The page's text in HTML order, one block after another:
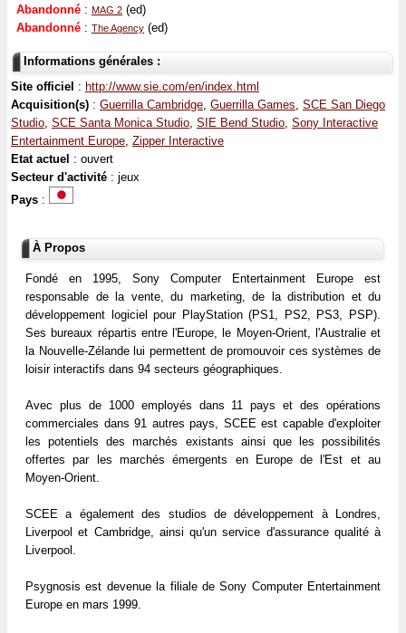
Abandonné : MAG 2 (ed)
Abandonné : The Agency (ed)
Informations générales :
Site officiel : http://www.sie.com/en/index.html
Acquisition(s) : Guerrilla Cambridge Guerrilla Games SCE San Diego
Studio SCE Santa Monica Studio SIE Bend Studio Sony Interactive
Entertainment Europe Zipper Interactive
Etat actuel : ouvert
Secteur d'activité : jeux
Pays :
À Propos
Fondé en 1995, Sony Computer Entertainment Europe est
responsable de la vente, du marketing, de la distribution et du
développement logiciel pour PlayStation (PS1, PS2, PS3, PSP).
Ses bureaux répartis entre l'Europe, le Moyen-Orient, l'Australie et
la Nouvelle-Zélande lui permettent de promouvoir ces systèmes de
loisir interactifs dans 94 secteurs géographiques.
Avec plus de 1000 employés dans 11 pays et des opérations
commerciales dans 91 autres pays, SCEE est capable d'exploiter
les potentiels des marchés existants ainsi que les possibilités
offertes par les marchés émergents en Europe de l'Est et au
Moyen-Orient.
SCEE a également des studios de développement à Londres,
Liverpool et Cambridge, ainsi qu'un service d'assurance qualité à
Liverpool.
Psygnosis est devenue la filiale de Sony Computer Entertainment
Europe en mars 1999.